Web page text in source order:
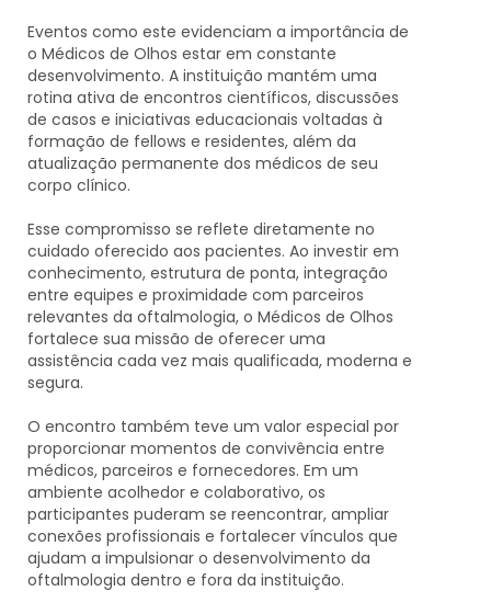
Eventos como este evidenciam a importância de
o Médicos de Olhos estar em constante
desenvolvimento. A instituição mantém uma
rotina ativa de encontros científicos, discussões
de casos e iniciativas educacionais voltadas à
formação de fellows e residentes, além da
atualização permanente dos médicos de seu
corpo clínico.
Esse compromisso se reflete diretamente no
cuidado oferecido aos pacientes. Ao investir em
conhecimento, estrutura de ponta, integração
entre equipes e proximidade com parceiros
relevantes da oftalmologia, o Médicos de Olhos
fortalece sua missão de oferecer uma
assistência cada vez mais qualificada, moderna e
segura.
O encontro também teve um valor especial por
proporcionar momentos de convivência entre
médicos, parceiros e fornecedores. Em um
ambiente acolhedor e colaborativo, os
participantes puderam se reencontrar, ampliar
conexões profissionais e fortalecer vínculos que
ajudam a impulsionar o desenvolvimento da
oftalmologia dentro e fora da instituição.